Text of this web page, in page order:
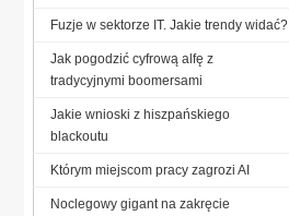
Fuzje w sektorze IT. Jakie trendy widać?
Jak pogodzić cyfrową alfę z
tradycyjnymi boomersami
Jakie wnioski z hiszpańskiego
blackoutu
Którym miejscom pracy zagrozi AI
Noclegowy gigant na zakręcie